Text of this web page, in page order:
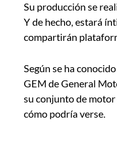
Su producción se
Y de hecho, estará
compartirán
Según se ha
GEM de General
su conjunto de motor
cómo podría verse.